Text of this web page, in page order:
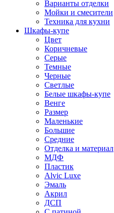
Варианты отделки
Мойки и смесители
Техника для кухни
Шкафы-купе
Цвет
Коричневые
Серые
Темные
Черные
Светлые
Белые шкафы-купе
Венге
Размер
Маленькие
Большие
Средние
Отделка и материал
МДФ
Пластик
Alvic Luxe
Эмаль
Акрил
ДСП